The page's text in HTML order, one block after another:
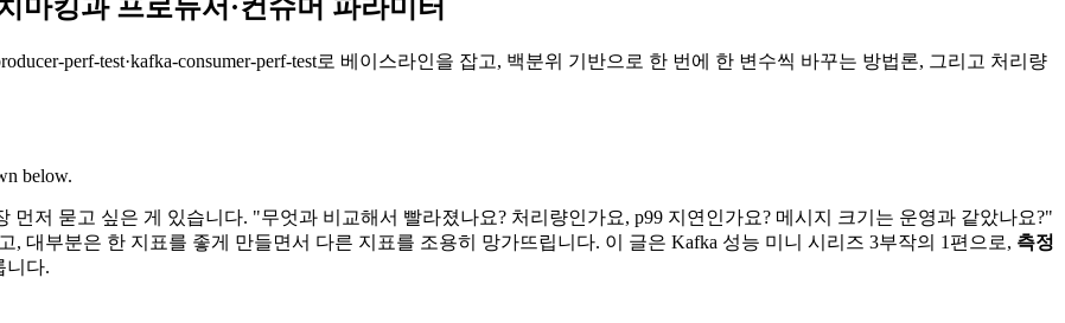
킹과 프로듀서·컨슈머 파라미터
perf-test·kafka-consumer-perf-test로 베이스라인을 잡고, 백분위 기반으로 한 번에 한 변수씩 바꾸는 방법론, 그리고 처리량
below.
먼저 묻고 싶은 게 있습니다. "무엇과 비교해서 빨라졌나요? 처리량인가요, p99 지연인가요? 메시지 크기는 운영과 같았나요?"
대부분은 한 지표를 좋게 만들면서 다른 지표를 조용히 망가뜨립니다. 이 글은 Kafka 성능 미니 시리즈 3부작의 1편으로, 측정
니다.